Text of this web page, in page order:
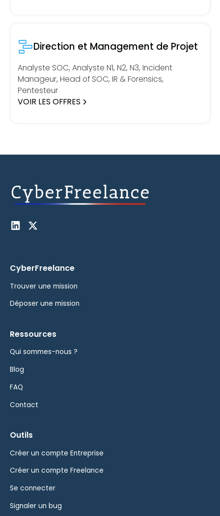
Direction et Management de Projet
Analyste SOC, Analyste N1, N2, N3, Incident
Manageur, Head of SOC, IR & Forensics,
Pentesteur
VOIR LES OFFRES
CyberFreelance
Trouver une mission
Déposer une mission
Ressources
Qui sommes-nous ?
Blog
FAQ
Contact
Outils
Créer un compte Entreprise
Créer un compte Freelance
Se connecter
Signaler un bug